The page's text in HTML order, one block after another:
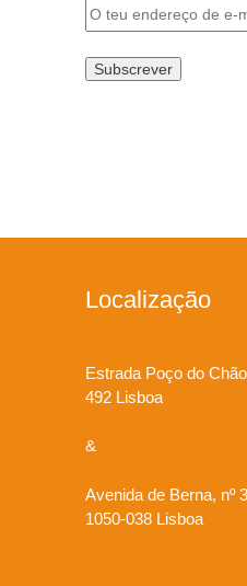
Localização
Estrada Poço do
492 Lisboa
&
Avenida de Berna, nº
1050-038 Lisboa